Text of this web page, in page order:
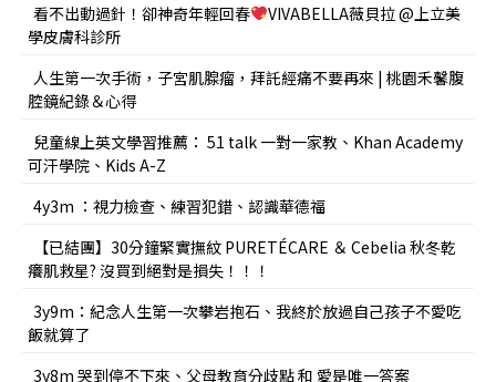
看不出動過針！卻神奇年輕回春
VIVABELLA薇貝拉 @上立美
學皮膚科診所
人生第一次手術，子宮肌腺瘤，拜託經痛不要再來 | 桃園禾馨腹
腔鏡紀錄＆心得
兒童線上英文學習推薦： 51 talk 一對一家教、Khan Academy
可汗學院、Kids A-Z
4y3m ：視力檢查、練習犯錯、認識華德福
【已結團】30分鐘緊實撫紋 PURETÉCARE ＆ Cebelia 秋冬乾
癢肌救星? 沒買到絕對是損失！！！
3y9m：紀念人生第一次攀岩抱石、我終於放過自己孩子不愛吃
飯就算了
3y8m 哭到停不下來、父母教育分歧點 和 愛是唯一答案